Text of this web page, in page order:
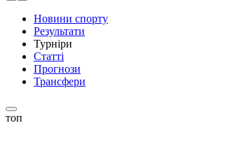
Новини спорту
Результати
Турніри
Статті
Прогнози
Трансфери
топ